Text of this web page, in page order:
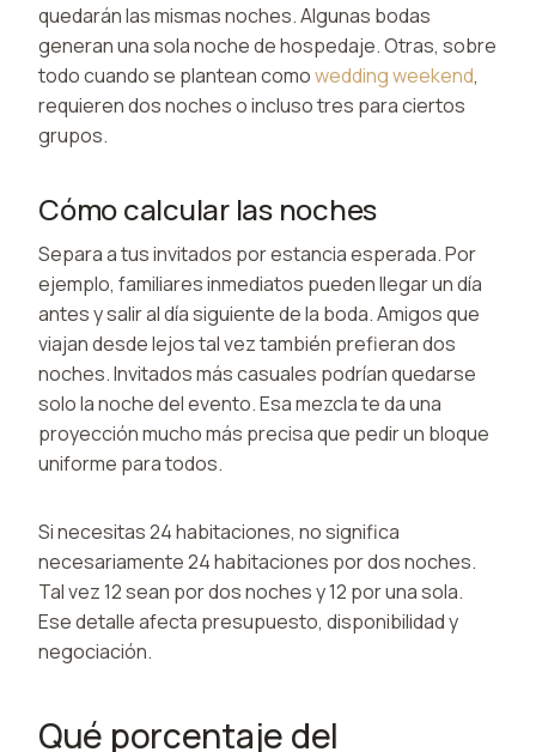
quedarán las mismas noches. Algunas bodas
generan una sola noche de hospedaje. Otras, sobre
todo cuando se plantean comowedding weekend,
requieren dos noches o incluso tres para ciertos
grupos.
Cómo calcular las noches
Separa a tus invitados por estancia esperada. Por
ejemplo, familiares inmediatos pueden llegar un día
antes y salir al día siguiente de la boda. Amigos que
viajan desde lejos tal vez también prefieran dos
noches. Invitados más casuales podrían quedarse
solo la noche del evento. Esa mezcla te da una
proyección mucho más precisa que pedir un bloque
uniforme para todos.
Si necesitas 24 habitaciones, no significa
necesariamente 24 habitaciones por dos noches.
Tal vez 12 sean por dos noches y 12 por una sola.
Ese detalle afecta presupuesto, disponibilidad y
negociación.
Qué porcentaje del